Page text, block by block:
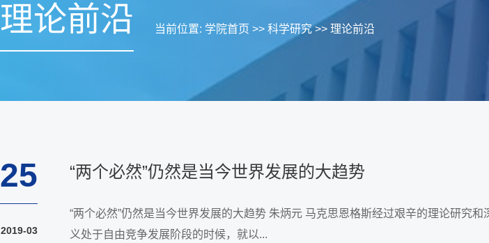
理论前沿 当前位置: 学院首页 >> 科学研究>> 理论前沿
25
2019-03
“两个必然”仍然是当今世界发展的大趋势
“两个必然”仍然是当今世界发展的大趋势 朱炳元 马克思恩格斯经过艰辛的理论研究
义处于自由竞争发展阶段的时候，就以...